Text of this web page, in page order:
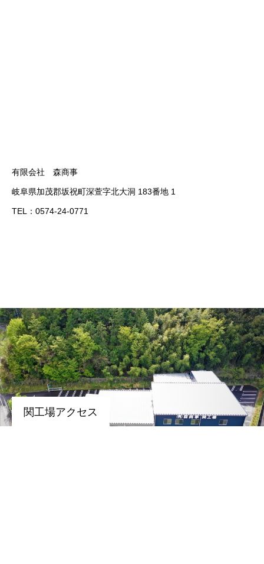
COMPANY
CONTACT
有限会社 森商事
岐阜県加茂郡坂祝町深萱字北大洞 183番地 1
TEL：0574-24-0771
関工場アクセス